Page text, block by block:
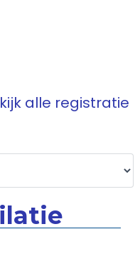
alle registratie